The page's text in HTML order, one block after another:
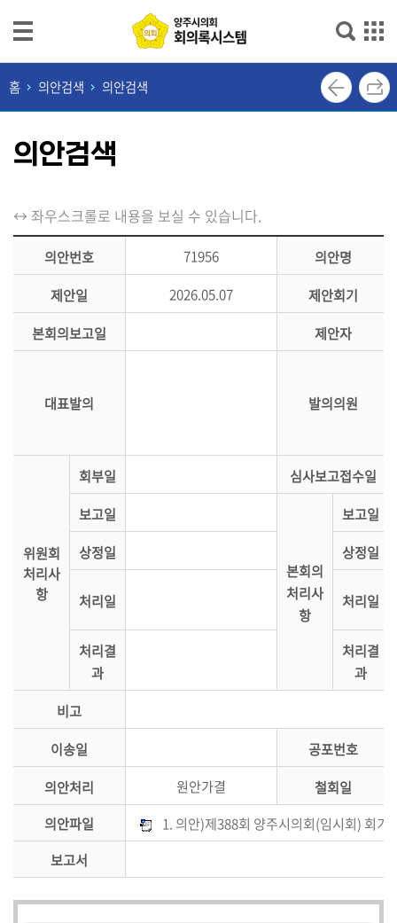
본문으로 바로가기
메인메뉴 바로가기
최
근
의
록
단
순
색
세
정
5
분
언
부
검
의
검
색
홈 의안검색 의안검색
의안검색
↔ 좌우스크롤로 내용을 보실 수 있습니다.
의안번호 71956
의안명
제안일
2026.05.07
제안회기
본회의보고일
제안자
대표발의 발의의원
위원회
처리사
항
회부일
심사보고접수일
보고일
본회의
처리사
항
보고일
상정일
상정일
처리일 처리일
처리결
과
처리결
과
비고
이송일
공포번호
의안처리
원안가결
철회일
의안파일
1. 의안)제388회 양주시의회(임시회) 회
보고서